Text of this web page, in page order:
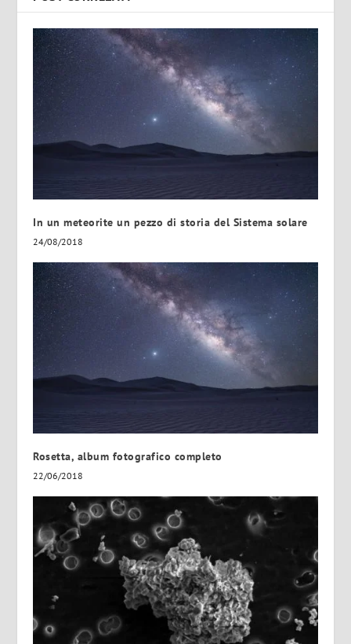
In un meteorite un pezzo di storia del Sistema solare
24/08/2018
Rosetta, album fotografico completo
22/06/2018